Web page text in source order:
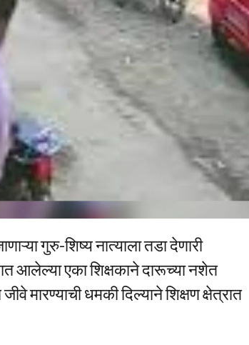
गुरु-शिष्य नात्याला तडा देणारी
आलेल्या एका शिक्षकाने दारूच्या नशेत
मारण्याची धमकी दिल्याने शिक्षण क्षेत्रात